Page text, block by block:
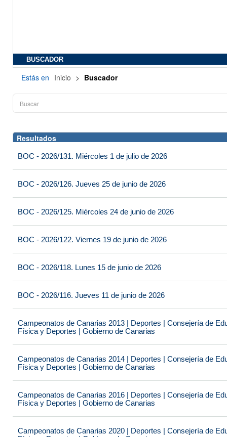
BUSCADOR
Estás en Inicio > Buscador
Resultados
BOC - 2026/131. Miércoles 1 de julio de 2026
BOC - 2026/126. Jueves 25 de junio de 2026
BOC - 2026/125. Miércoles 24 de junio de 2026
BOC - 2026/122. Viernes 19 de junio de 2026
BOC - 2026/118. Lunes 15 de junio de 2026
BOC - 2026/116. Jueves 11 de junio de 2026
Campeonatos de Canarias 2013 | Deportes | Consejería de
Física y Deportes | Gobierno de Canarias
Campeonatos de Canarias 2014 | Deportes | Consejería de
Física y Deportes | Gobierno de Canarias
Campeonatos de Canarias 2016 | Deportes | Consejería de
Física y Deportes | Gobierno de Canarias
Campeonatos de Canarias 2020 | Deportes | Consejería de